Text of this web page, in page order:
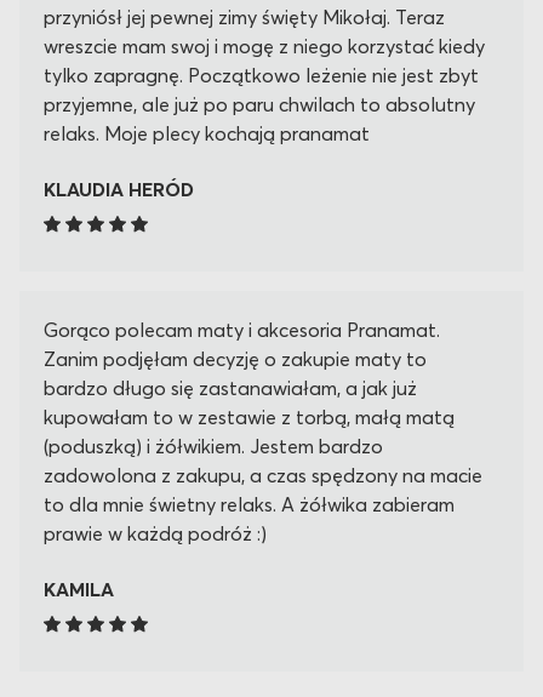
przyniósł jej pewnej zimy święty Mikołaj. Teraz
wreszcie mam swoj i mogę z niego korzystać kiedy
tylko zapragnę. Początkowo leżenie nie jest zbyt
przyjemne, ale już po paru chwilach to absolutny
relaks. Moje plecy kochają pranamat
KLAUDIA HERÓD
Gorąco polecam maty i akcesoria Pranamat.
Zanim podjęłam decyzję o zakupie maty to
bardzo długo się zastanawiałam, a jak już
kupowałam to w zestawie z torbą, małą matą
(poduszką) i żółwikiem. Jestem bardzo
zadowolona z zakupu, a czas spędzony na macie
to dla mnie świetny relaks. A żółwika zabieram
prawie w każdą podróż :)
KAMILA